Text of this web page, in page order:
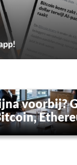
voorbij?